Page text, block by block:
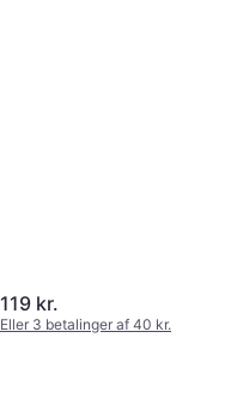
119 kr.
Eller 3 betalinger af 40 kr.